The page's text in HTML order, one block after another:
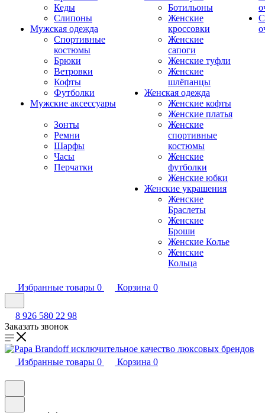
Кеды
Слипоны
Мужская одежда
Спортивные
костюмы
Брюки
Ветровки
Кофты
Футболки
Мужские аксессуары
Зонты
Ремни
Шарфы
Часы
Перчатки
Ботильоны
Женские
кроссовки
Женские
сапоги
Женские туфли
Женские
шлёпанцы
Женская одежда
Женские кофты
Женские платья
Женские
спортивные
костюмы
Женские
футболки
Женские юбки
Женские украшения
Женские
Браслеты
Женские
Броши
Женские Колье
Женские
Кольца
Избранные товары 0 Корзина 0
8 926 580 22 98
Заказать звонок
Избранные товары 0 Корзина 0